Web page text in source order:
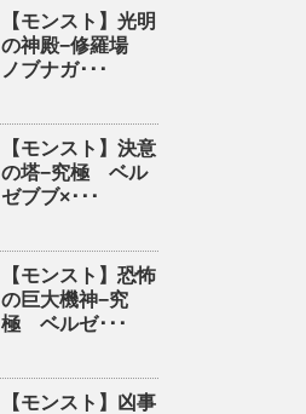
【モンスト】光明
の神殿−修羅場
ノブナガ･･･
【モンスト】決意
の塔−究極 ベル
ゼブブ×･･･
【モンスト】恐怖
の巨大機神−究
極 ベルゼ･･･
【モンスト】凶事